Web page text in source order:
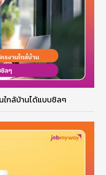
ใกล้บ้านได้แบบชิลๆ